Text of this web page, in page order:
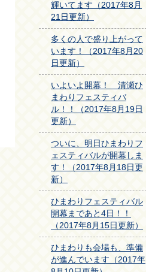
輝いてます（2017年8月
21日更新）
多くの人で盛り上がって
います！（2017年8月20
日更新）
いよいよ開幕！ 清瀬ひ
まわりフェスティバ
ル！！（2017年8月19日
更新）
ついに、明日ひまわりフ
ェスティバルが開幕しま
す！（2017年8月18日更
新）
ひまわりフェスティバル
開幕まであと4日！！
（2017年8月15日更新）
ひまわりも会場も、準備
が進んでいます（2017年